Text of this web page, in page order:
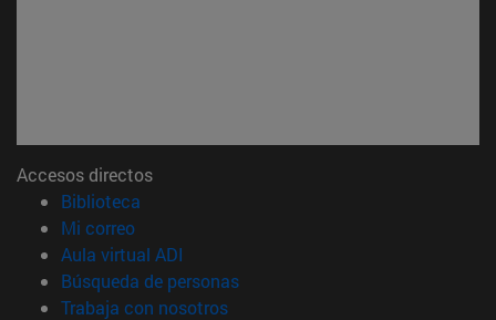
Accesos directos
Biblioteca
Mi correo(abre en nueva ventana)
Aula virtual ADI
Búsqueda de personas(abre en nueva ventana)
Trabaja con nosotros(abre en nueva ventana)